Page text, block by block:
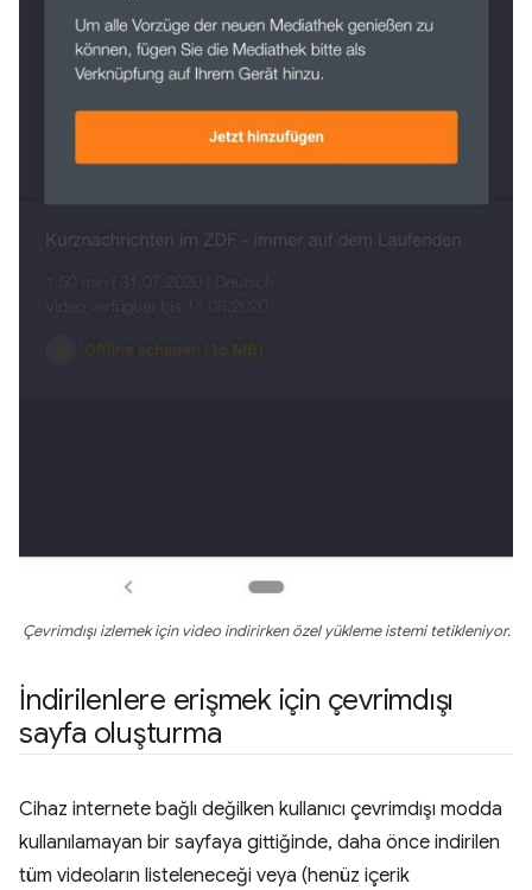
Çevrimdışı izlemek için video indirirken özel yükleme istemi tetikleniyor.
İndirilenlere erişmek için çevrimdışı
sayfa oluşturma
Cihaz internete bağlı değilken kullanıcı çevrimdışı modda
kullanılamayan bir sayfaya gittiğinde, daha önce indirilen
tüm videoların listeleneceği veya (henüz içerik